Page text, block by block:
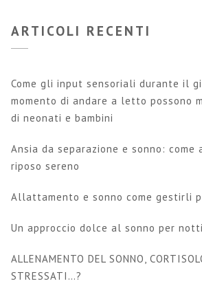
ARTICOLI RECENTI
Come gli input sensoriali durante il
momento di andare a letto possono
di neonati e bambini
Ansia da separazione e sonno:
riposo sereno
Allattamento e sonno come gestirli
Un approccio dolce al sonno per
ALLENAMENTO DEL SONNO,
STRESSATI…?